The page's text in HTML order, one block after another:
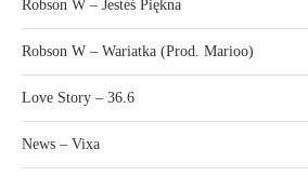
Robson W – Jesteś Piękna
Robson W – Wariatka (Prod. Marioo)
Love Story – 36.6
News – Vixa